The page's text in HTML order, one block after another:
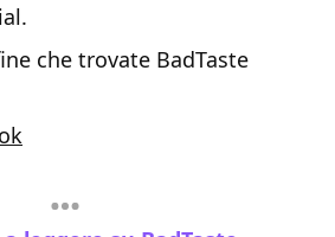
che trovate BadTaste